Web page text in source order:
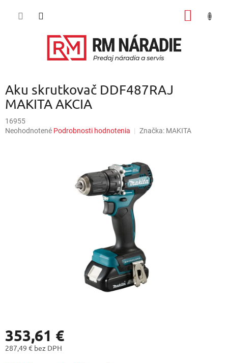
Aku skrutkovač DDF487RAJ
MAKITA AKCIA
16955
Priemerné
Neohodnotené Podrobnosti hodnotenia Značka: MAKITA
353,61 €
287,49 € bez DPH